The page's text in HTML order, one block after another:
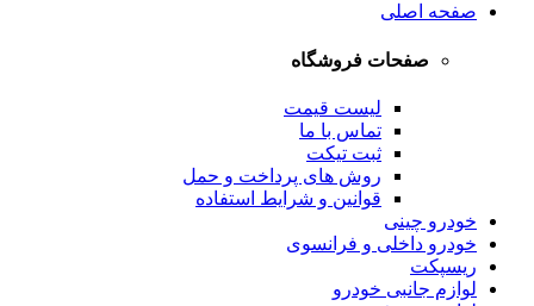
صفحه اصلی
صفحات فروشگاه
لیست قیمت
تماس با ما
ثبت تیکت
روش های پرداخت و حمل
قوانین و شرایط استفاده
خودرو چینی
خودرو داخلی و فرانسوی
ریسپکت
لوازم جانبی خودرو